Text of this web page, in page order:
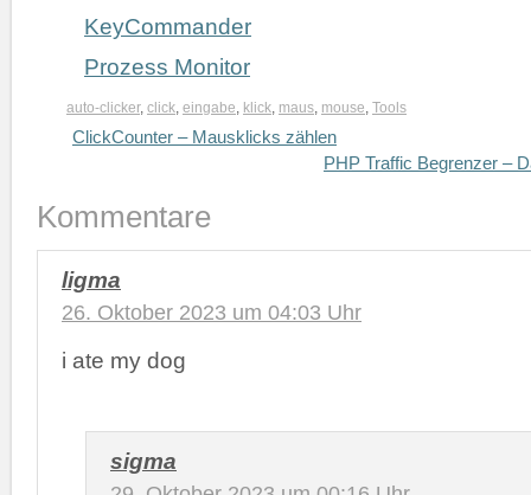
KeyCommander
Prozess Monitor
auto-clicker, click, eingabe, klick, maus, mouse, Tools
ClickCounter – Mausklicks zählen
PHP Traffic Begrenzer –
Kommentare
ligma
26. Oktober 2023 um 04:03 Uhr
i ate my dog
sigma